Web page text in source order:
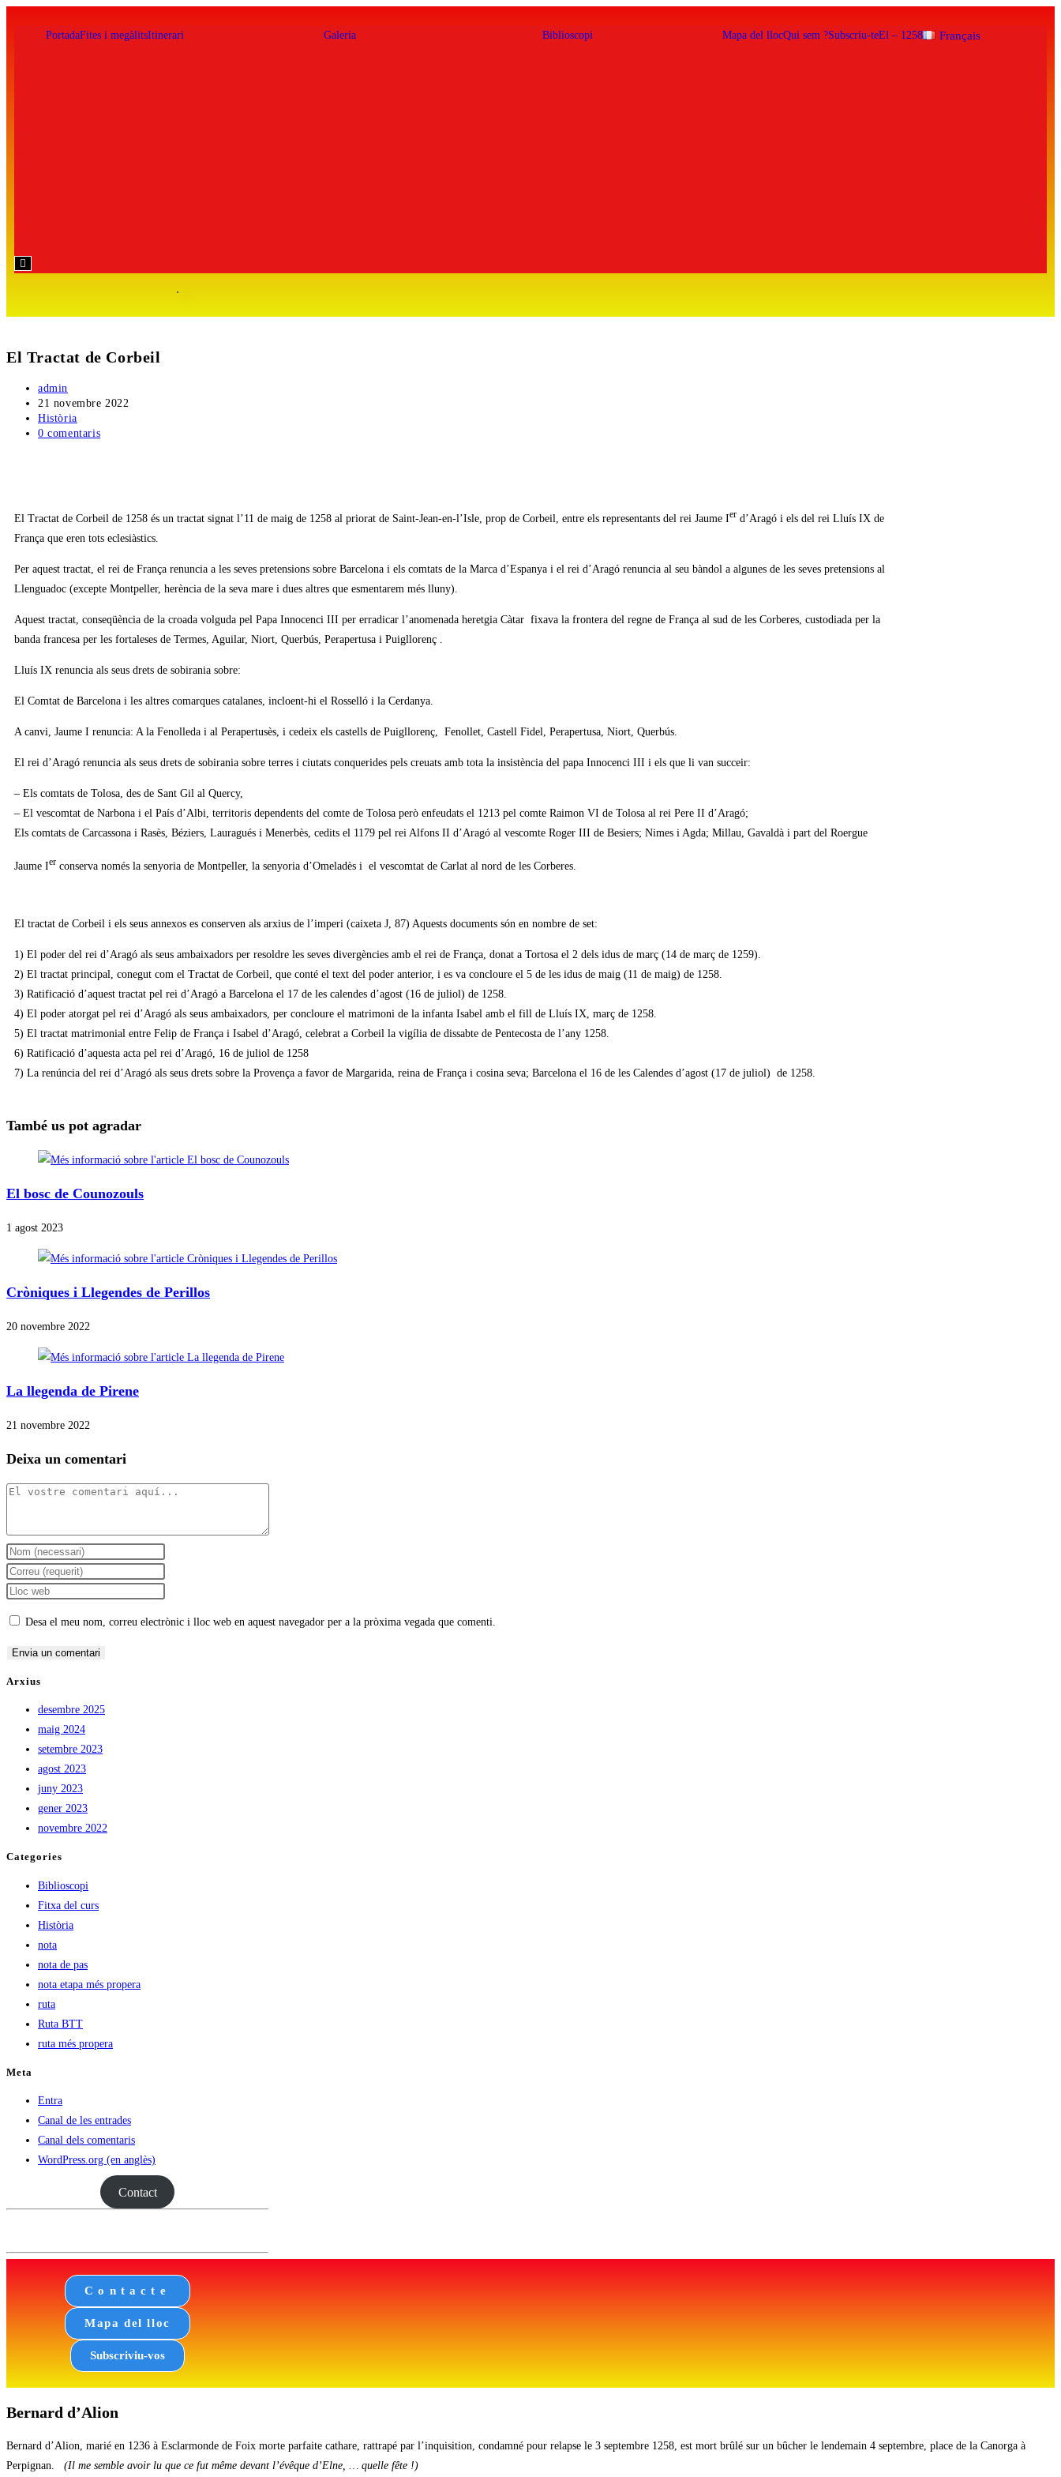
PortadaFites i megàlitsItinerari Galeria Biblioscopi Mapa del llocQui sem ?Subscriu-teEl – 1258 Français
Hamburger
Toggle
El Tractat de Corbeil
admin
21 novembre 2022
Història
0 comentaris
El Tractat de Corbeil de 1258 és un tractat signat l’11 de maig de 1258 al priorat de Saint-Jean-en-l’Isle, prop de Corbeil, entre els representants del rei Jaume Ier d’Aragó i els del rei Lluís IX de
França que eren tots eclesiàstics.
Per aquest tractat, el rei de França renuncia a les seves pretensions sobre Barcelona i els comtats de la Marca d’Espanya i el rei d’Aragó renuncia al seu bàndol a algunes de les seves pretensions al
Llenguadoc (excepte Montpeller, herència de la seva mare i dues altres que esmentarem més lluny).
Aquest tractat, conseqüència de la croada volguda pel Papa Innocenci III per erradicar l’anomenada heretgia Càtar fixava la frontera del regne de França al sud de les Corberes, custodiada per la
banda francesa per les fortaleses de Termes, Aguilar, Niort, Querbús, Perapertusa i Puigllorenç .
Lluís IX renuncia als seus drets de sobirania sobre:
El Comtat de Barcelona i les altres comarques catalanes, incloent-hi el Rosselló i la Cerdanya.
A canvi, Jaume I renuncia: A la Fenolleda i al Perapertusès, i cedeix els castells de Puigllorenç, Fenollet, Castell Fidel, Perapertusa, Niort, Querbús.
El rei d’Aragó renuncia als seus drets de sobirania sobre terres i ciutats conquerides pels creuats amb tota la insistència del papa Innocenci III i els que li van succeir:
– Els comtats de Tolosa, des de Sant Gil al Quercy,
– El vescomtat de Narbona i el País d’Albi, territoris dependents del comte de Tolosa però enfeudats el 1213 pel comte Raimon VI de Tolosa al rei Pere II d’Aragó;
Els comtats de Carcassona i Rasès, Béziers, Lauragués i Menerbès, cedits el 1179 pel rei Alfons II d’Aragó al vescomte Roger III de Besiers; Nimes i Agda; Millau, Gavaldà i part del Roergue
Jaume Ier conserva només la senyoria de Montpeller, la senyoria d’Omeladès i el vescomtat de Carlat al nord de les Corberes.
El tractat de Corbeil i els seus annexos es conserven als arxius de l’imperi (caixeta J, 87) Aquests documents són en nombre de set:
1) El poder del rei d’Aragó als seus ambaixadors per resoldre les seves divergències amb el rei de França, donat a Tortosa el 2 dels idus de març (14 de març de 1259).
2) El tractat principal, conegut com el Tractat de Corbeil, que conté el text del poder anterior, i es va concloure el 5 de les idus de maig (11 de maig) de 1258.
3) Ratificació d’aquest tractat pel rei d’Aragó a Barcelona el 17 de les calendes d’agost (16 de juliol) de 1258.
4) El poder atorgat pel rei d’Aragó als seus ambaixadors, per concloure el matrimoni de la infanta Isabel amb el fill de Lluís IX, març de 1258.
5) El tractat matrimonial entre Felip de França i Isabel d’Aragó, celebrat a Corbeil la vigília de dissabte de Pentecosta de l’any 1258.
6) Ratificació d’aquesta acta pel rei d’Aragó, 16 de juliol de 1258
7) La renúncia del rei d’Aragó als seus drets sobre la Provença a favor de Margarida, reina de França i cosina seva; Barcelona el 16 de les Calendes d’agost (17 de juliol) de 1258.
També us pot agradar
El bosc de Counozouls
1 agost 2023
Cròniques i Llegendes de Perillos
20 novembre 2022
La llegenda de Pirene
21 novembre 2022
Deixa un comentari
Desa el meu nom, correu electrònic i lloc web en aquest navegador per a la pròxima vegada que comenti.
Arxius
desembre 2025
maig 2024
setembre 2023
agost 2023
juny 2023
gener 2023
novembre 2022
Categories
Biblioscopi
Fitxa del curs
Història
nota
nota de pas
nota etapa més propera
ruta
Ruta BTT
ruta més propera
Meta
Entra
Canal de les entrades
Canal dels comentaris
WordPress.org (en anglès)
Contact
Contacte
Mapa del lloc
Subscriviu-vos
Bernard d’Alion
Bernard d’Alion, marié en 1236 à Esclarmonde de Foix morte parfaite cathare, rattrapé par l’inquisition, condamné pour relapse le 3 septembre 1258, est mort brûlé sur un bûcher le lendemain 4 septembre, place de la Canorga à
Perpignan. (Il me semble avoir lu que ce fut même devant l’évêque d’Elne, … quelle fête !)